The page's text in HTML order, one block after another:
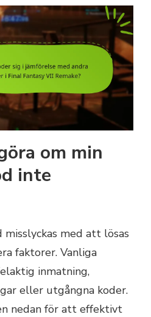
om min
inte
med att lösas
faktorer. Vanliga
inmatning,
eller utgångna koder.
nedan för att effektivt